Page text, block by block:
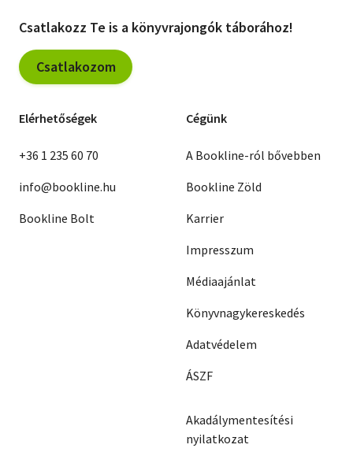
Csatlakozz Te is a könyvrajongók táborához!
Csatlakozom
Elérhetőségek
+36 1 235 60 70
info@bookline.hu
Bookline Bolt
Cégünk
A Bookline-ról bővebben
Bookline Zöld
Karrier
Impresszum
Médiaajánlat
Könyvnagykereskedés
Adatvédelem
ÁSZF
Akadálymentesítési
nyilatkozat